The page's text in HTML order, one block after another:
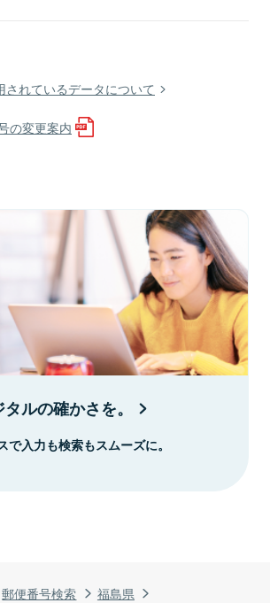
郵便番号検索
福島県
れているデータについて
の変更案内
ルの確かさを。
で入力も検索もスムーズに。